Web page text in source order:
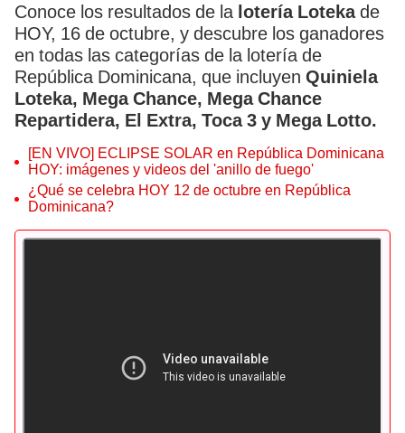
Conoce los resultados de la lotería Lotekade
HOY, 16 de octubre, y descubre los ganadores
en todas las categorías de la lotería de
República Dominicana, que incluyen Quiniela
Loteka, Mega Chance, Mega Chance
Repartidera, El Extra, Toca 3 y Mega Lotto.
[EN VIVO] ECLIPSE SOLAR en República Dominicana
HOY: imágenes y videos del 'anillo de fuego'
¿Qué se celebra HOY 12 de octubre en República
Dominicana?